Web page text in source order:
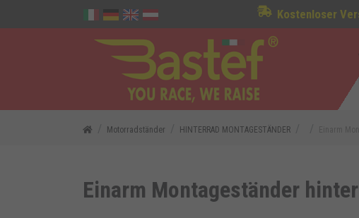
Kostenloser
Motorradständer HINTERRAD MONTAGESTÄNDER
Einarm Montageständer